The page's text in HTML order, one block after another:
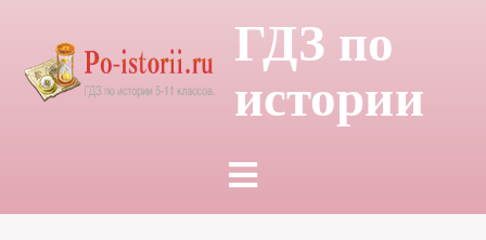
ГДЗ по
истории